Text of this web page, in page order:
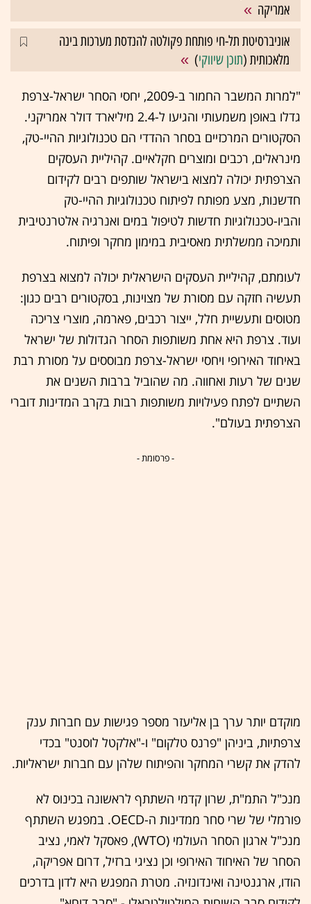
אמריקה
אוניברסיטת תל-חי פותחת פקולטה להנדסת מערכות בינה
מלאכותית (תוכן שיווקי)
"למרות המשבר החמור ב-2009, יחסי הסחר ישראל-צרפת
גדלו באופן משמעותי והגיעו ל-2.4 מיליארד דולר אמריקני.
הסקטורים המרכזיים בסחר ההדדי הם טכנולוגיות ההיי-טק,
מינראלים, רכבים ומוצרים חקלאיים. קהיליית העסקים
הצרפתית יכולה למצוא בישראל שותפים רבים לקידום
חדשנות, מצע מפותח לפיתוח טכנולוגיות ההיי-טק
והביו-טכנולוגיות חדשות לטיפול במים ואנרגיה אלטרנטיבית
ותמיכה ממשלתית מאסיבית במימון מחקר ופיתוח.
לעומתם, קהיליית העסקים הישראלית יכולה למצוא בצרפת
תעשיה חזקה עם מסורת של מצוינות, בסקטורים רבים כגון:
מטוסים ותעשיית חלל, ייצור רכבים, פארמה, מוצרי צריכה
ועוד. צרפת היא אחת משותפות הסחר הגדולות של ישראל
באיחוד האירופי ויחסי ישראל-צרפת מבוססים על מסורת רבת
שנים של רעות ואחווה. מה שהוביל ברבות השנים את
השתיים לפתח פעילויות משותפות רבות בקרב המדינות דוברי
הצרפתית בעולם".
- פרסומת -
מוקדם יותר ערך בן אליעזר מספר פגישות עם חברות ענק
צרפתיות, ביניהן "פרנס טלקום" ו-"אלקטל לוסנט" בכדי
להדק את קשרי המחקר והפיתוח שלהן עם חברות ישראליות.
מנכ"ל התמ"ת, שרון קדמי השתתף לראשונה בכינוס לא
פורמלי של שרי סחר ממדינות ה-OECD. במפגש השתתף
מנכ"ל ארגון הסחר העולמי (WTO), פאסקל לאמי, נציב
הסחר של האיחוד האירופי וכן נציגי ברזיל, דרום אפריקה,
הודו, ארגנטינה ואינדונזיה. מטרת המפגש היא לדון בדרכים